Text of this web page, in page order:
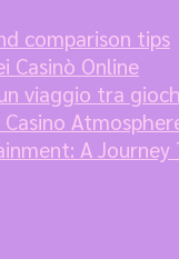
comparison tips
Casinò Online
viaggio tra
A